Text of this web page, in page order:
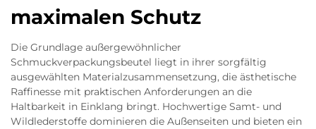
maximalen Schutz
Die Grundlage außergewöhnlicher
Schmuckverpackungsbeutel liegt in ihrer sorgfältig
ausgewählten Materialzusammensetzung, die ästhetische
Raffinesse mit praktischen Anforderungen an die
Haltbarkeit in Einklang bringt. Hochwertige Samt- und
Wildlederstoffe dominieren die Außenseiten und bieten ein